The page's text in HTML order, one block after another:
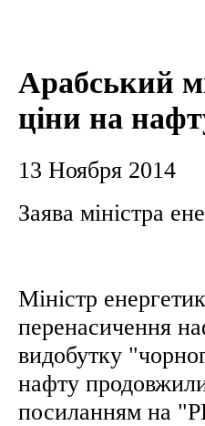
Арабський
ціни на
13 Ноября 2014
Заява міністра
Міністр
перенасичення
видобутку
нафту
посиланням на